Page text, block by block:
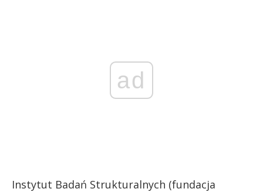
ad
Instytut Badań Strukturalnych (fundacja